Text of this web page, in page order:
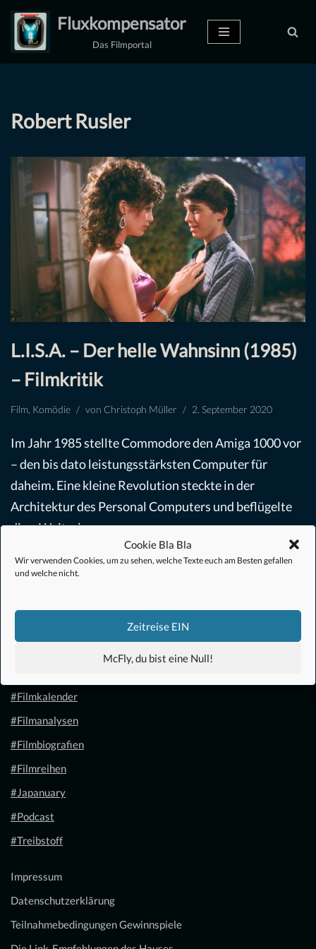
Cookie Bla Bla
Wir verwenden Cookies, um zu sehen, welche Texte euch am Besten gefallen
und welche nicht.
Zeitreise EIN
McFly, du bist eine Null!
Zum
Inhalt
Fluxkompensator
Das Filmportal
Robert Rusler
L.I.S.A. – Der helle Wahnsinn (1985)
– Filmkritik
Film Komödie von Christoph Müller 2. September 2020
Im Jahr 1985 stellte Commodore den Amiga 1000 vor
– den bis dato leistungsstärksten Computer für
daheim. Eine kleine Revolution steckte in der
Architektur des Personal Computers und beflügelte
die…Weiterlesen »
#Filmkalender
#Filmanalysen
#Filmbiografien
#Filmreihen
#Japanuary
#Podcast
#Treibstoff
Impressum
Datenschutzerklärung
Teilnahmebedingungen Gewinnspiele